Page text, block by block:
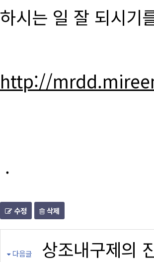
하시는 일 잘 되시기
http://
.
수정 삭제
다음글 상조내구제의